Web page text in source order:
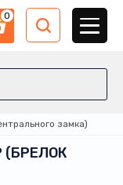
0
замка)
(БРЕЛОК